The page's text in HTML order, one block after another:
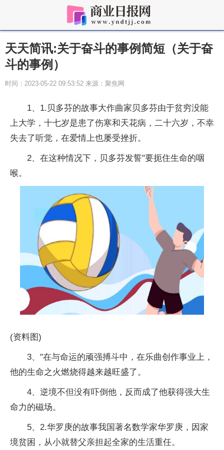
天天简讯:关于奋斗的事例简短（关于奋
斗的事例）
时间：2023-05-22 09:53:52 来源：聚焦网
1、1.贝多芬的故事大作曲家贝多芬由于贫穷没能
上大学，十七岁是患了伤寒和天花病，二十六岁，不幸
失去了听觉，在爱情上也屡受挫折。
2、在这种情况下，贝多芬发誓"要扼住生命的咽
喉。
(资料图)
3、"在与命运的顽强搏斗中，在乐曲创作事业上，
他的生命之火燃烧得越来越旺盛了。
4、逆境不但没有吓倒他，反而成了他获得强大生
命力的磁场。
5、2.华罗庚的故事我国著名数学家华罗庚，因家
境贫困，从小就替父亲担起全家的生活重任。